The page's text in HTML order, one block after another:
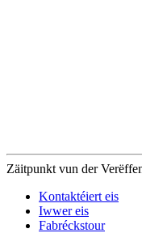
Zäitpunkt vun der
Kontaktéiert eis
Iwwer eis
Fabréckstour